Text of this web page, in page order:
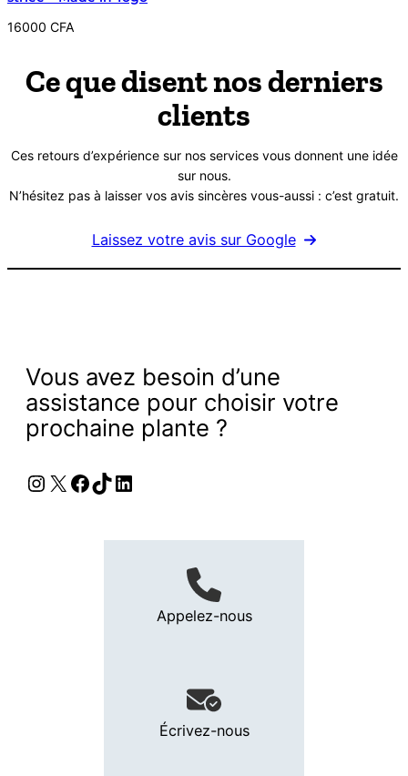
16000 CFA
Ce que disent nos derniers
clients
Ces retours d’expérience sur nos services vous donnent une idée
sur nous.
N’hésitez pas à laisser vos avis sincères vous-aussi : c’est gratuit.
Laissez votre avis sur Google
Vous avez besoin d’une
assistance pour choisir votre
prochaine plante ?
Instagram
X Facebook
TikTok
LinkedIn
Appelez-nous
Écrivez-nous